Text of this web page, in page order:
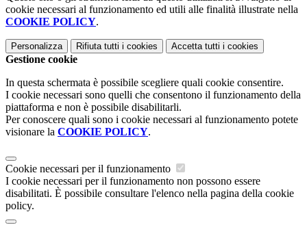
cookie necessari al funzionamento ed utili alle finalità illustrate nella
COOKIE POLICY.
Personalizza Rifiuta tutti i cookies Accetta tutti i cookies
Gestione cookie
In questa schermata è possibile scegliere quali cookie consentire.
I cookie necessari sono quelli che consentono il funzionamento della
piattaforma e non è possibile disabilitarli.
Per conoscere quali sono i cookie necessari al funzionamento potete
visionare la COOKIE POLICY.
Cookie necessari per il funzionamento
I cookie necessari per il funzionamento non possono essere
disabilitati. È possibile consultare l'elenco nella pagina della cookie
policy.